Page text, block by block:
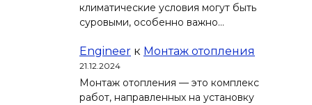
климатические условия могут быть
суровыми, особенно важно…
Engineer к Монтаж отопления
21.12.2024
Монтаж отопления — это комплекс
работ, направленных на установку